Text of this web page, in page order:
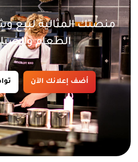
منصتك المثالية لبيع
الطعام
أضف إعلانك الآن